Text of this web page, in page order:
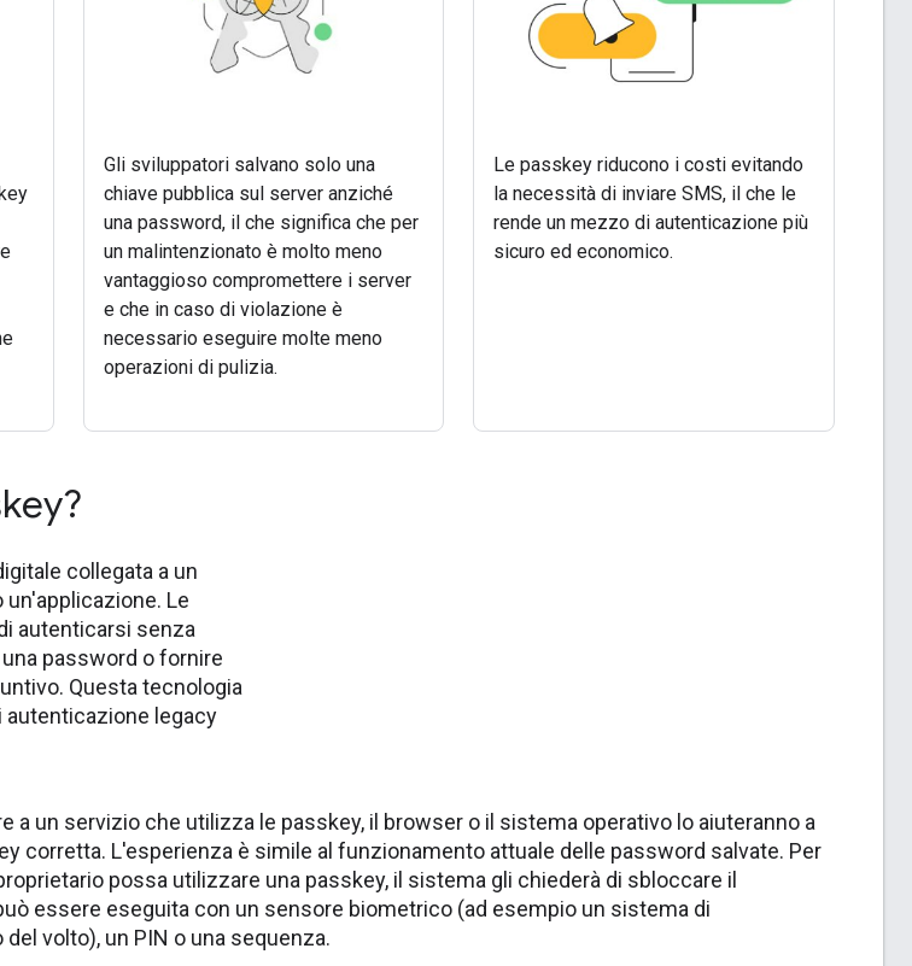
Gli sviluppatori salvano solo una
chiave pubblica sul server anziché
una password, il che significa che per
un malintenzionato è molto meno
vantaggioso compromettere i server
e che in caso di violazione è
necessario eseguire molte meno
operazioni di pulizia.
Le passkey riducono i costi evitando
la necessità di inviare SMS, il che le
rende un mezzo di autenticazione più
sicuro ed economico.
collegata a un
un'applicazione. Le
autenticarsi senza
password o fornire
Questa tecnologia
autenticazione legacy
a un servizio che utilizza le passkey, il browser o il sistema operativo lo aiuteranno a
corretta. L'esperienza è simile al funzionamento attuale delle password salvate. Per
possa utilizzare una passkey, il sistema gli chiederà di sbloccare il
essere eseguita con un sensore biometrico (ad esempio un sistema di
volto), un PIN o una sequenza.